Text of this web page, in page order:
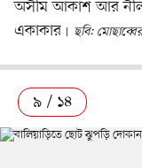
অসীম আকাশ আর
একাকার
ছবি:
৯ / ১৪